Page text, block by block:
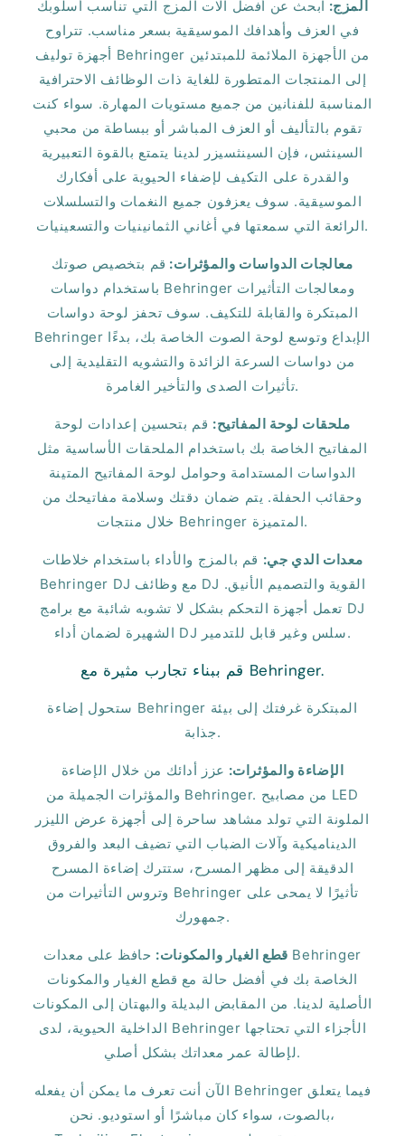
المزج: ابحث عن أفضل آلات المزج التي تناسب أسلوبك
في العزف وأهدافك الموسيقية بسعر مناسب. تتراوح
أجهزة توليف Behringer من الأجهزة الملائمة للمبتدئين
إلى المنتجات المتطورة للغاية ذات الوظائف الاحترافية
المناسبة للفنانين من جميع مستويات المهارة. سواء كنت
تقوم بالتأليف أو العزف المباشر أو ببساطة من محبي
السينثس، فإن السينثسيزر لدينا يتمتع بالقوة التعبيرية
والقدرة على التكيف لإضفاء الحيوية على أفكارك
الموسيقية. سوف يعزفون جميع النغمات والتسلسلات
الرائعة التي سمعتها في أغاني الثمانينيات والتسعينيات.
معالجات الدواسات والمؤثرات: قم بتخصيص صوتك
باستخدام دواسات Behringer ومعالجات التأثيرات
المبتكرة والقابلة للتكيف. سوف تحفز لوحة دواسات
Behringer الإبداع وتوسع لوحة الصوت الخاصة بك، بدءًا
من دواسات السرعة الزائدة والتشويه التقليدية إلى
تأثيرات الصدى والتأخير الغامرة.
ملحقات لوحة المفاتيح: قم بتحسين إعدادات لوحة
المفاتيح الخاصة بك باستخدام الملحقات الأساسية مثل
الدواسات المستدامة وحوامل لوحة المفاتيح المتينة
وحقائب الحفلة. يتم ضمان دقتك وسلامة مفاتيحك من
خلال منتجات Behringer المتميزة.
معدات الدي جي: قم بالمزج والأداء باستخدام خلاطات
Behringer DJ مع وظائف DJ القوية والتصميم الأنيق.
تعمل أجهزة التحكم بشكل لا تشوبه شائبة مع برامج DJ
الشهيرة لضمان أداء DJ سلس وغير قابل للتدمير.
قم ببناء تجارب مثيرة مع Behringer.
ستحول إضاءة Behringer المبتكرة غرفتك إلى بيئة
جذابة.
الإضاءة والمؤثرات: عزز أدائك من خلال الإضاءة
والمؤثرات الجميلة من Behringer. من مصابيح LED
الملونة التي تولد مشاهد ساحرة إلى أجهزة عرض الليزر
الديناميكية وآلات الضباب التي تضيف البعد والفروق
الدقيقة إلى مظهر المسرح، ستترك إضاءة المسرح
وتروس التأثيرات من Behringer تأثيرًا لا يمحى على
جمهورك.
قطع الغيار والمكونات: حافظ على معدات Behringer
الخاصة بك في أفضل حالة مع قطع الغيار والمكونات
الأصلية لدينا. من المقابض البديلة والبهتان إلى المكونات
الداخلية الحيوية، لدى Behringer الأجزاء التي تحتاجها
لإطالة عمر معداتك بشكل أصلي.
الآن أنت تعرف ما يمكن أن يفعله Behringer فيما يتعلق
بالصوت، سواء كان مباشرًا أو استوديو. نحن،